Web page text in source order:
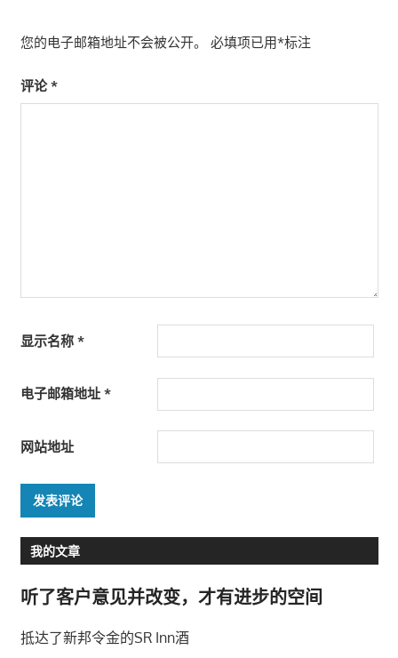
您的电子邮箱地址不会被公开。 必填项已用*标注
评论*
显示名称 *
电子邮箱地址 *
网站地址
我的文章
听了客户意见并改变，才有进步的空间
抵达了新邦令金的SR Inn酒